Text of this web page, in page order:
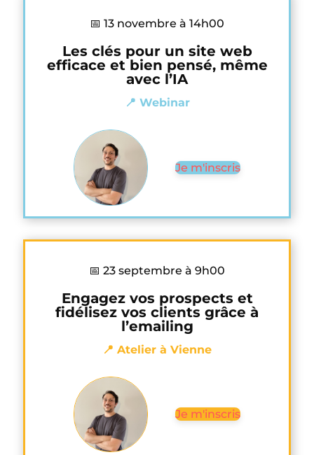
📅 13 novembre à 14h00
Les clés pour un site web
efficace et bien pensé, même
avec l’IA
📍 Webinar
Je m'inscris
📅 23 septembre à 9h00
Engagez vos prospects et
fidélisez vos clients grâce à
l’emailing
📍 Atelier à Vienne
Je m'inscris